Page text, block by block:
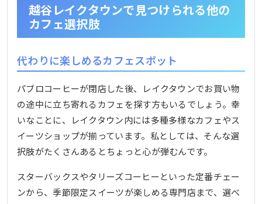
越谷レイクタウンで見つけられる他の
カフェ選択肢
代わりに楽しめるカフェスポット
パブロコーヒーが閉店した後、レイクタウンでお買い物
の途中に立ち寄れるカフェを探す方もいるでしょう。幸
いなことに、レイクタウン内には多種多様なカフェやス
イーツショップが揃っています。私としては、そんな選
択肢がたくさんあるとちょっと心が弾むんです。
スターバックスやタリーズコーヒーといった定番チェー
ンから、季節限定スイーツが楽しめる専門店まで、選べ